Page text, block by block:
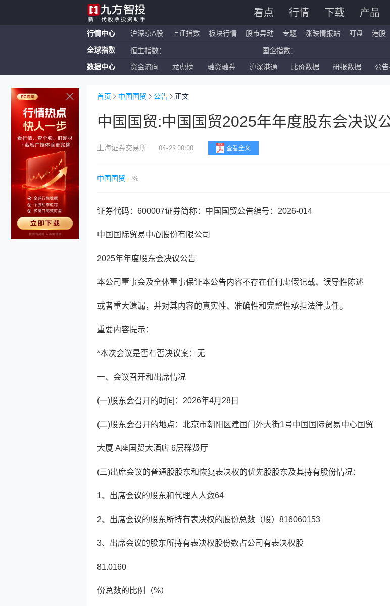
看点 行情 下载 产品
行情中心 沪深京A股 上证指数 板块行情 股市异动 专题 涨跌情报站 盯盘 港股
全球指数 恒生指数： 国企指数：
纳斯达克ETF： 标普500ETF：
数据中心 资金流向 龙虎榜 融资融券 沪深港通 比价数据 研报数据 公
首页 中国国贸 公告 正文
中国国贸:中国国贸2025年年度股东会决议
上海证券交易所 04-29 00:00 查看全文
中国国贸 --%
证券代码：600007证券简称：中国国贸公告编号：2026-014
中国国际贸易中心股份有限公司
2025年年度股东会决议公告
本公司董事会及全体董事保证本公告内容不存在任何虚假记载、误导性陈述
或者重大遗漏，并对其内容的真实性、准确性和完整性承担法律责任。
重要内容提示：
*本次会议是否有否决议案：无
一、会议召开和出席情况
(一)股东会召开的时间：2026年4月28日
(二)股东会召开的地点：北京市朝阳区建国门外大街1号中国国际贸易中心国贸
大厦 A座国贸大酒店 6层群贤厅
(三)出席会议的普通股股东和恢复表决权的优先股股东及其持有股份情况：
1、出席会议的股东和代理人人数64
2、出席会议的股东所持有表决权的股份总数（股）816060153
3、出席会议的股东所持有表决权股份数占公司有表决权股
81.0160
份总数的比例（%）